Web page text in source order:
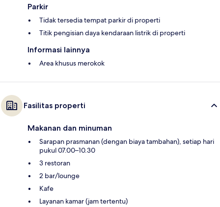
Parkir
Tidak tersedia tempat parkir di properti
Titik pengisian daya kendaraan listrik di properti
Informasi lainnya
Area khusus merokok
Fasilitas properti
Makanan dan minuman
Sarapan prasmanan (dengan biaya tambahan), setiap hari
pukul 07.00–10.30
3 restoran
2 bar/lounge
Kafe
Layanan kamar (jam tertentu)